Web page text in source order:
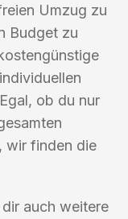
Umzug zu
Budget zu
ob du nur
wir finden die
auch weitere